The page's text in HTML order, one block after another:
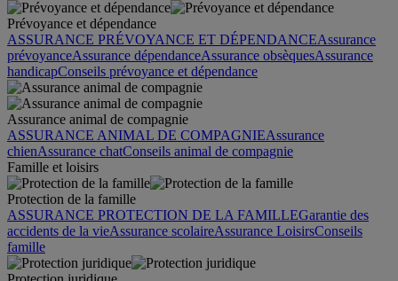
Prévoyance et dépendance
ASSURANCE PRÉVOYANCE ET DÉPENDANCEAssurance
prévoyanceAssurance dépendanceAssurance obsèquesAssurance
handicapConseils prévoyance et dépendance
Assurance animal de compagnie
ASSURANCE ANIMAL DE COMPAGNIEAssurance
chienAssurance chatConseils animal de compagnie
Famille et loisirs
Protection de la famille
ASSURANCE PROTECTION DE LA FAMILLEGarantie des
accidents de la vieAssurance scolaireAssurance LoisirsConseils
famille